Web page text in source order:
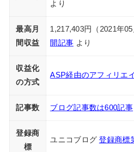
より
最高月
間収益
1,217,403円（2021年05
開記事 より
収益化
の方式
ASP経由のアフィリエ
記事数 ブログ記事数は600記事
登録商
標
ユニコブログ登録商標